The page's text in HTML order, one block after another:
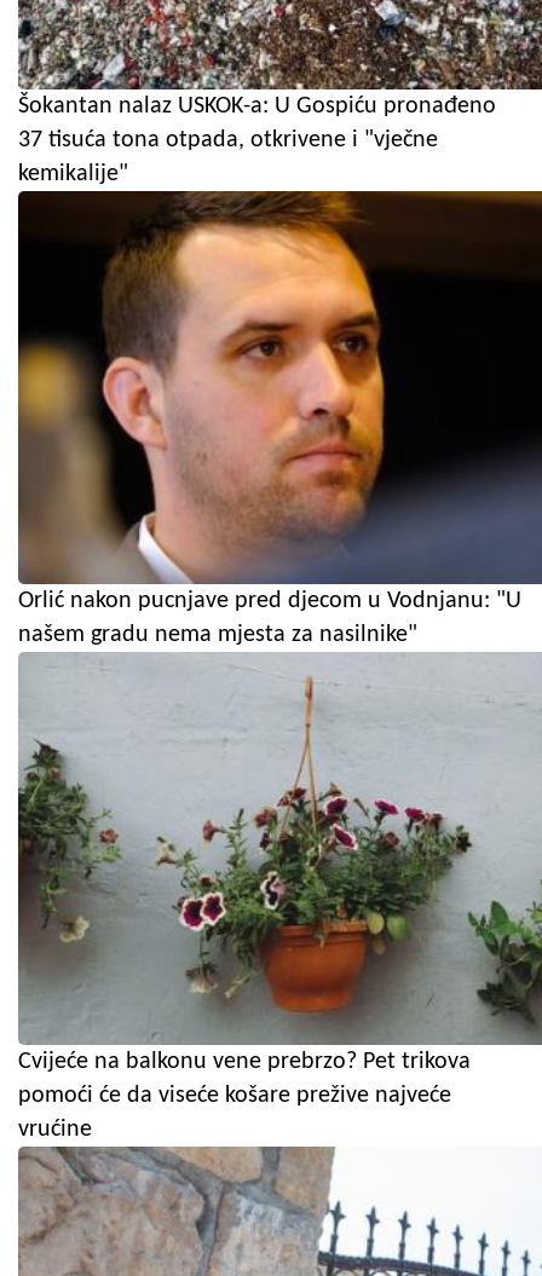
Šokantan nalaz USKOK-a: U Gospiću pronađeno
37 tisuća tona otpada, otkrivene i "vječne
kemikalije"
Orlić nakon pucnjave pred djecom u Vodnjanu: "U
našem gradu nema mjesta za nasilnike"
Cvijeće na balkonu vene prebrzo? Pet trikova
pomoći će da viseće košare prežive najveće
vrućine